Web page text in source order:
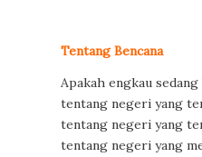
Tentang Bencana
Apakah engkau
tentang negeri yang
tentang negeri yang
tentang negeri yang